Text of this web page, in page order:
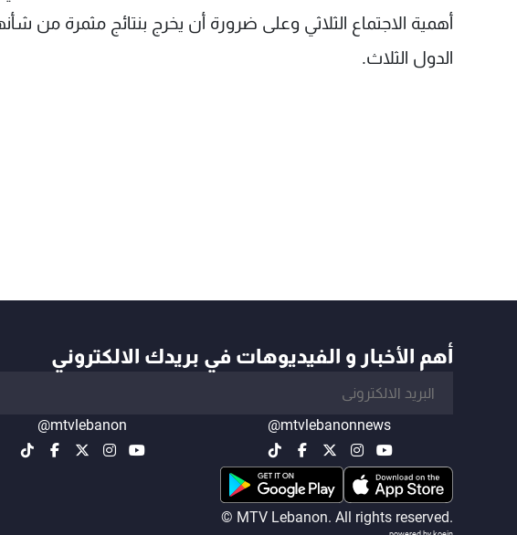
أهمية الاجتماع الثلاثي وعلى ضرورة أن يخرج بنتائج مثمرة من
الدول الثلاث.
أهم الأخبار و الفيديوهات في بريدك الالكتروني
@mtvlebanonnews
@mtvlebanon
© MTV Lebanon. All rights reserved.